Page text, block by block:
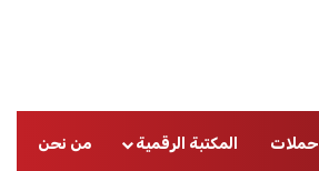
حملات المكتبة الرقمية من نحن